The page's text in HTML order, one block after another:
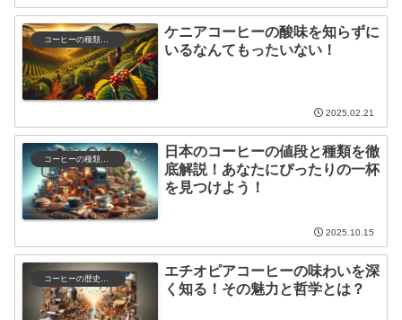
コーヒーの種類と特徴
ケニアコーヒーの酸味を知らずに
いるなんてもったいない！
2025.02.21
コーヒーの種類と特徴
日本のコーヒーの値段と種類を徹
底解説！あなたにぴったりの一杯
を見つけよう！
2025.10.15
コーヒーの歴史と文化
エチオピアコーヒーの味わいを深
く知る！その魅力と哲学とは？